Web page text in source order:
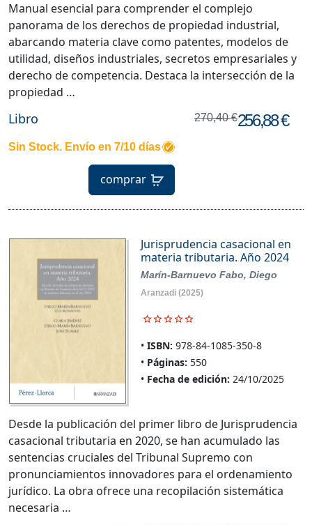
Libro 270,40 €256,88 €
Sin Stock. Envío en 7/10 días
comprar
Manual esencial para comprender el complejo
panorama de los derechos de propiedad industrial,
abarcando materia clave como patentes, modelos de
utilidad, diseños industriales, secretos empresariales y
derecho de competencia. Destaca la intersección de la
propiedad …
Jurisprudencia casacional en
materia tributaria. Año 2024
Marín-Barnuevo Fabo, Diego
Aranzadi(2025)
ISBN: 978-84-1085-350-8
Páginas: 550
Fecha de edición: 24/10/2025
Desde la publicación del primer libro de Jurisprudencia
casacional tributaria en 2020, se han acumulado las
sentencias cruciales del Tribunal Supremo con
pronunciamientos innovadores para el ordenamiento
jurídico. La obra ofrece una recopilación sistemática
necesaria …